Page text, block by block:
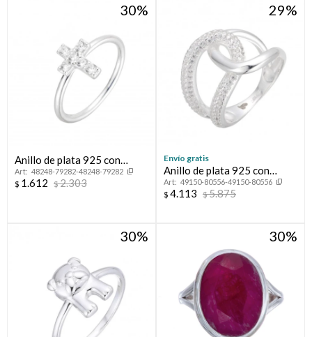
30
Anillo de plata 925 con
circonias, CRUZ.
48248-79282-48248-79282
$ 1.612 $2.303
29
Envío gratis
Anillo de plata 925 con
circonias, LAZO.
49150-80556-49150-80556
$ 4.113 $5.875
30 30